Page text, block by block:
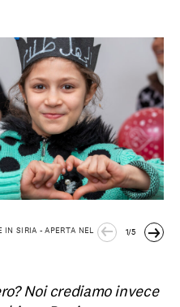
IN SIRIA - APERTA NEL
1/5
Noi crediamo invece